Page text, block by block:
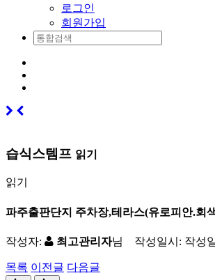
로그인
회원가입
습식스템프 읽기
읽기
파주출판단지 주차장,테라스(유로피안.회
작성자: 최고관리자님 작성일시: 작성
목록 이전글 다음글